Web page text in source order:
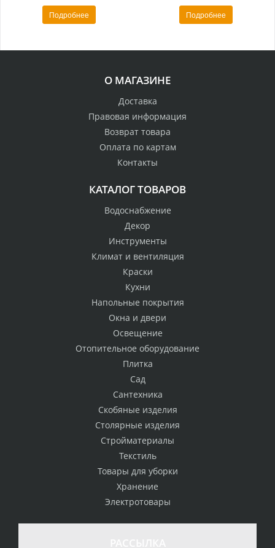
Подробнее
Подробнее
О МАГАЗИНЕ
Доставка
Правовая информация
Возврат товара
Оплата по картам
Контакты
КАТАЛОГ ТОВАРОВ
Водоснабжение
Декор
Инструменты
Климат и вентиляция
Краски
Кухни
Напольные покрытия
Окна и двери
Освещение
Отопительное оборудование
Плитка
Сад
Сантехника
Скобяные изделия
Столярные изделия
Стройматериалы
Текстиль
Товары для уборки
Хранение
Электротовары